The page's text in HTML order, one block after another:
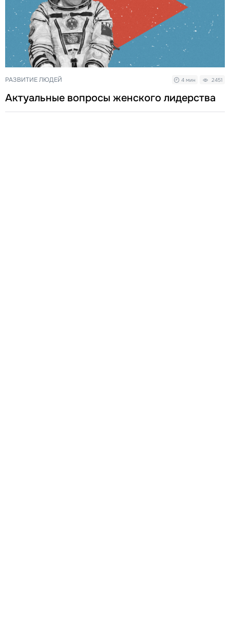
РАЗВИТИЕ ЛЮДЕЙ 4 мин 2451
Актуальные вопросы женского лидерства